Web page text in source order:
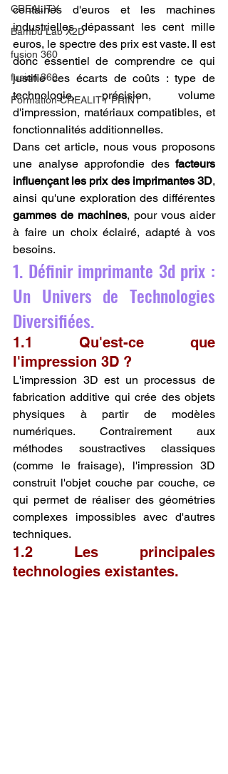
CREALITY
Bambu Lab X2D
fusion 360
fusion 360
Formation CREALITY PRINT
centaines d'euros et les machines
industrielles dépassant les cent mille
euros, le spectre des prix est vaste. Il est
donc essentiel de comprendre ce qui
justifie ces écarts de coûts : type de
technologie, précision, volume
d'impression, matériaux compatibles, et
fonctionnalités additionnelles.
Dans cet article, nous vous proposons
une analyse approfondie des facteurs
influençant les prix des imprimantes 3D,
gammes de machines, pour vous aider
à faire un choix éclairé, adapté à vos
besoins.
1. Définir imprimante 3d prix :
Un Univers de Technologies
Diversifiées.
1.1 Qu'est-ce que
l'impression 3D ?
L'impression 3D est un processus de
fabrication additive qui crée des objets
physiques à partir de modèles
numériques. Contrairement aux
méthodes soustractives classiques
(comme le fraisage), l'impression 3D
construit l'objet couche par couche, ce
qui permet de réaliser des géométries
complexes impossibles avec d'autres
techniques.
1.2 Les principales
technologies existantes.